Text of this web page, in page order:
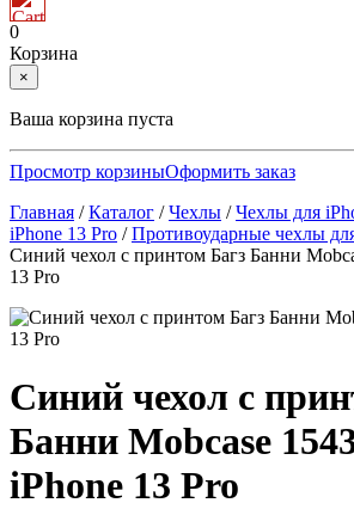
0
Корзина
×
Ваша корзина пуста
Просмотр корзиныОформить заказ
Главная /Каталог /Чехлы /Чехлы для
iPhone 13 Pro /Противоударные чехлы
Синий чехол с принтом Багз Банни
13 Pro
Синий чехол с
Банни Mobcase
iPhone 13 Pro